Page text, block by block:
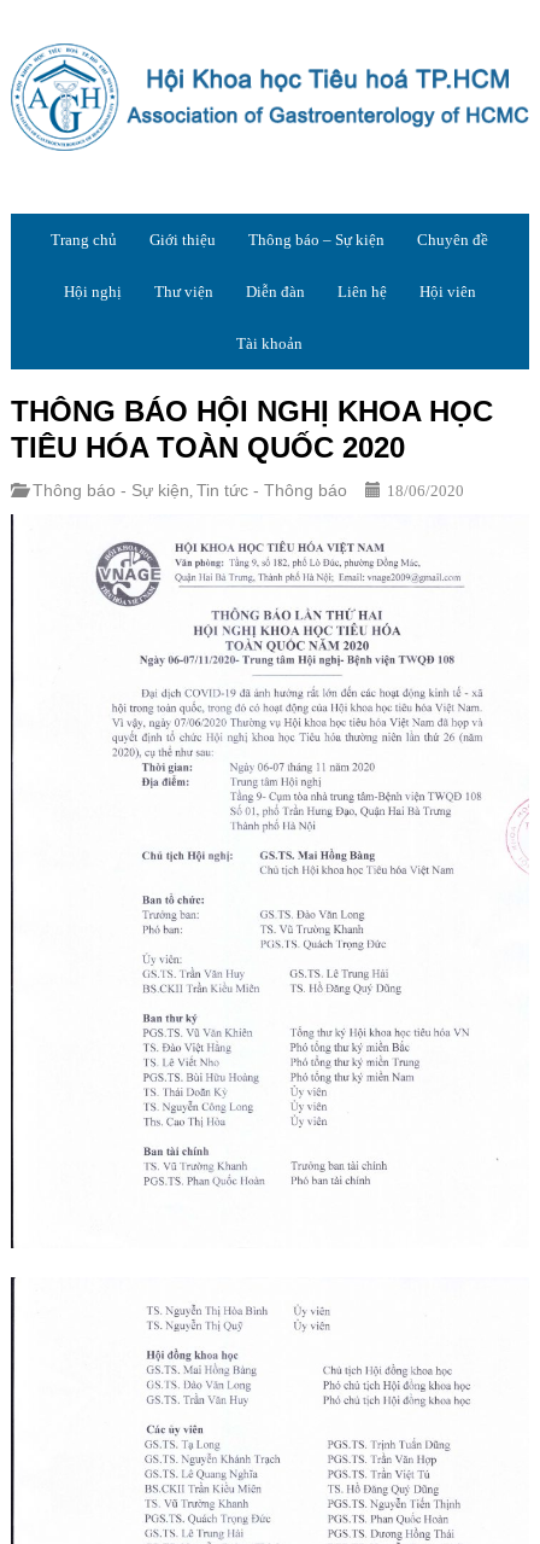
Trang chủ Giới thiệu Thông báo – Sự kiện Chuyên đề
Hội nghị Thư viện Diễn đàn Liên hệ Hội viên
Tài khoản
THÔNG BÁO HỘI NGHỊ KHOA HỌC
TIÊU HÓA TOÀN QUỐC 2020
Thông báo - Sự kiện, Tin tức - Thông báo 18/06/2020